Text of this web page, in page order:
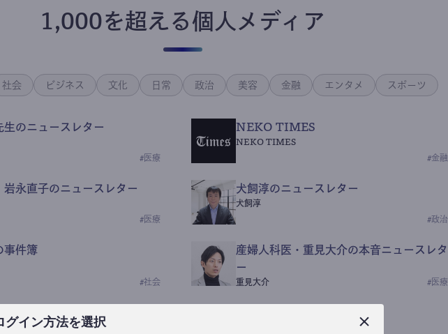
グイン方法を選択
1,000を超える個人メディア
社会 ビジネス 文化 日常 政治 美容 金融 エンタメ スポーツ
生のニュースレター
# 医療
NEKO TIMES
NEKO TIMES
#金融
岩永直子のニュースレター
# 医療
犬飼淳のニュースレター
犬飼淳
#政治
事件簿
#社会
産婦人科医・重見大介の本音ニュースレタ
ー
重見大介 # 医療
なつなつ（化粧品・皮膚科学の研究者）